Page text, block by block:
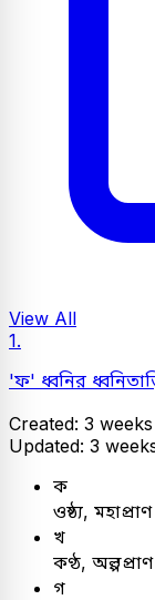
View All
1.
'ফ' ধ্বনির
Created: 3 weeks
Updated: 3
ক
ওষ্ঠ্য,
খ
কণ্ঠ,
গ